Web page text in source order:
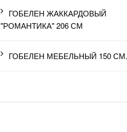
ГОБЕЛЕН ЖАККАРДОВЫЙ
"РОМАНТИКА" 206 СМ
ГОБЕЛЕН МЕБЕЛЬНЫЙ 150 СМ.